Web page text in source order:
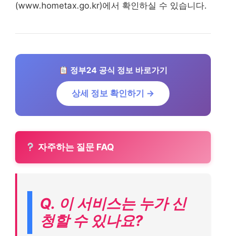
(www.hometax.go.kr)에서 확인하실 수 있습니다.
정부24 공식 정보 바로가기
상세 정보 확인하기 →
자주하는 질문 FAQ
Q. 이 서비스는 누가 신
청할 수 있나요?